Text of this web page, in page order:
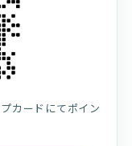
カードにてポイン